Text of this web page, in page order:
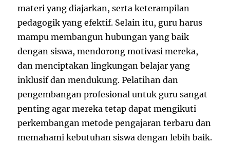
materi yang diajarkan, serta keterampilan
pedagogik yang efektif. Selain itu, guru harus
mampu membangun hubungan yang baik
dengan siswa, mendorong motivasi mereka,
dan menciptakan lingkungan belajar yang
inklusif dan mendukung. Pelatihan dan
pengembangan profesional untuk guru sangat
penting agar mereka tetap dapat mengikuti
perkembangan metode pengajaran terbaru dan
memahami kebutuhan siswa dengan lebih baik.